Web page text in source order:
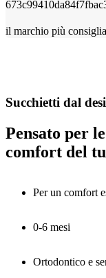
il marchio più
Succhietti dal
Pensato per
comfort del
Per un comfort
0-6 mesi
Ortodontico e